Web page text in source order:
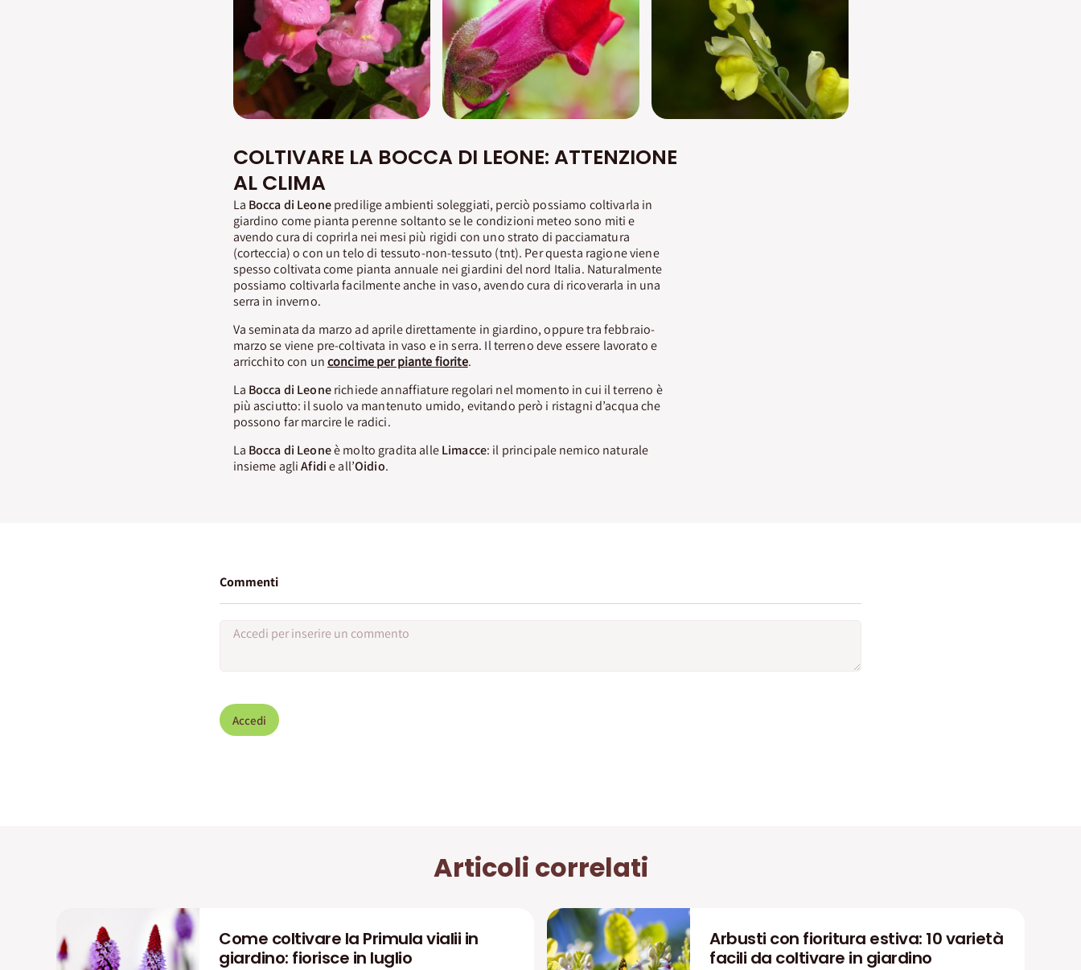
COLTIVARE LA BOCCA DI LEONE: ATTENZIONE
AL CLIMA
La Bocca di Leonepredilige ambienti soleggiati, perciò possiamo coltivarla in
giardino come pianta perenne soltanto se le condizioni meteo sono miti e
avendo cura di coprirla nei mesi più rigidi con uno strato di pacciamatura
(corteccia) o con un telo di tessuto-non-tessuto (tnt). Per questa ragione viene
spesso coltivata come pianta annuale nei giardini del nord Italia. Naturalmente
possiamo coltivarla facilmente anche in vaso, avendo cura di ricoverarla in una
serra in inverno.
Va seminata da marzo ad aprile direttamente in giardino, oppure tra febbraio-
marzo se viene pre-coltivata in vaso e in serra. Il terreno deve essere lavorato e
arricchito con unconcime per piante fiorite.
La Bocca di Leonerichiede annaffiature regolari nel momento in cui il terreno è
più asciutto: il suolo va mantenuto umido, evitando però i ristagni d’acqua che
possono far marcire le radici.
La Bocca di Leoneè molto gradita alleLimacce: il principale nemico naturale
insieme agliAfidie all’Oidio.
Commenti
Accedi
Articoli correlati
Come coltivare la Primula vialii in
giardino: fiorisce in luglio
Arbusti con fioritura estiva: 10 varietà
facili da coltivare in giardino